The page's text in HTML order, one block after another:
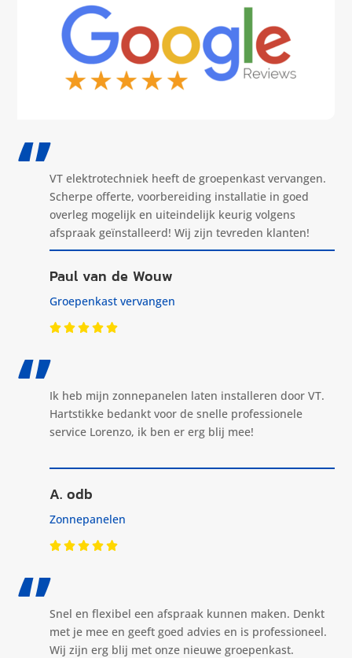
‘’VT elektrotechniek heeft de groepenkast vervangen.
Scherpe offerte, voorbereiding installatie in goed
overleg mogelijk en uiteindelijk keurig volgens
afspraak geïnstalleerd! Wij zijn tevreden klanten!
Paul van de Wouw
Groepenkast vervangen
‘’Ik heb mijn zonnepanelen laten installeren door VT.
Hartstikke bedankt voor de snelle professionele
service Lorenzo, ik ben er erg blij mee!
A. odb
Zonnepanelen
‘’Snel en flexibel een afspraak kunnen maken. Denkt
met je mee en geeft goed advies en is professioneel.
Wij zijn erg blij met onze nieuwe groepenkast.